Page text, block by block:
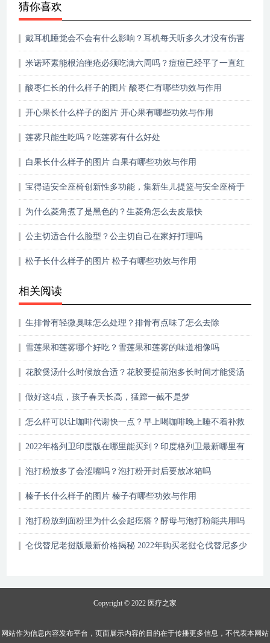
猜你喜欢
戴耳机睡觉会不会有什么影响？耳机每天听多久才没有伤害
米诺环素能根治痤疮必须吃满六周吗？痘痘已经平了一直红
酸枣仁长的什么样子的图片 酸枣仁有哪些功效与作用
开心果长什么样子的图片 开心果有哪些功效与作用
莲雾只能生吃吗？吃莲雾有什么好处
白果长什么样子的图片 白果有哪些功效与作用
宝得适安全座椅创新性多功能，集新生儿提篮与安全座椅于
为什么菱角煮了是黑色的？生菱角怎么去皮最快
公主切适合什么脸型？公主切自己在家好打理吗
松子长什么样子的图片 松子有哪些功效与作用
相关阅读
生排骨有轻微臭味怎么处理？排骨有点味了怎么去除
雪莲果和莲雾哪个好吃？雪莲果和莲雾的味道相像吗
花胶煲汤什么时候放合适？花胶要提前泡多长时间才能煲汤
做好这4点，孩子春天长高，猛蹿一截不是梦
怎么样可以让咖啡代谢快一点？早上喝咖啡晚上睡不着补救
2022年格列卫印度版在哪里能买到？印度格列卫最新哪里有
泡打粉放多了会涩嘴吗？泡打粉开封后要放冰箱吗
榛子长什么样子的图片 榛子有哪些功效与作用
泡打粉放到面粉里为什么会起疙瘩？酵母与泡打粉能共用吗
仑伐替尼老挝版最新价格揭秘 2022年购买老挝仑伐替尼多少
Copyright © 2022 医疗之家
网站作为信息内容发布平台，页面展示内容的目的在于传播更多信息，不代表本网站